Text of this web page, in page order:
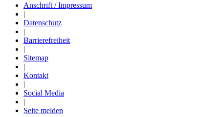
Anschrift / Impressum
|
Datenschutz
|
Barrierefreiheit
|
Sitemap
|
Kontakt
|
Social Media
|
Seite melden